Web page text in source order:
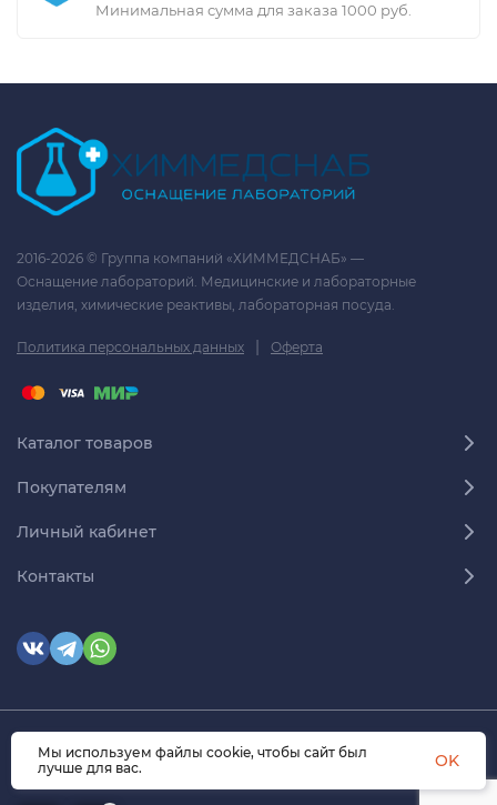
Минимальная сумма для заказа 1000 руб.
2016-2026 © Группа компаний «ХИММЕДСНАБ» —
Оснащение лабораторий. Медицинские и лабораторные
изделия, химические реактивы, лабораторная посуда.
Политика персональных данных | Оферта
Каталог товаров
Покупателям
Личный кабинет
Контакты
© 2026 himmedsnab.ru. Все права защищены
Мы используем файлы cookie, чтобы сайт был
лучше для вас.
OK